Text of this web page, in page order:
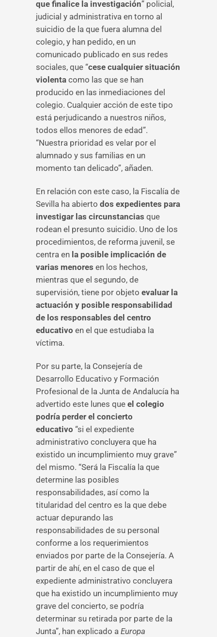
que finalice la investigación” policial,
judicial y administrativa en torno al
suicidio de la que fuera alumna del
colegio, y han pedido, en un
comunicado publicado en sus redes
sociales, que “cese cualquier situación
violenta como las que se han
producido en las inmediaciones del
colegio. Cualquier acción de este tipo
está perjudicando a nuestros niños,
todos ellos menores de edad”.
“Nuestra prioridad es velar por el
alumnado y sus familias en un
momento tan delicado”, añaden.
En relación con este caso, la Fiscalía de
Sevilla ha abierto dos expedientes para
investigar las circunstancias que
rodean el presunto suicidio. Uno de los
procedimientos, de reforma juvenil, se
centra en la posible implicación de
varias menores en los hechos,
mientras que el segundo, de
supervisión, tiene por objeto evaluar la
actuación y posible responsabilidad
de los responsables del centro
educativo en el que estudiaba la
víctima.
Por su parte, la Consejería de
Desarrollo Educativo y Formación
Profesional de la Junta de Andalucía ha
advertido este lunes que el colegio
podría perder el concierto
educativo “si el expediente
administrativo concluyera que ha
existido un incumplimiento muy grave”
del mismo. “Será la Fiscalía la que
determine las posibles
responsabilidades, así como la
titularidad del centro es la que debe
actuar depurando las
responsabilidades de su personal
conforme a los requerimientos
enviados por parte de la Consejería. A
partir de ahí, en el caso de que el
expediente administrativo concluyera
que ha existido un incumplimiento muy
grave del concierto, se podría
determinar su retirada por parte de la
Junta”, han explicado a Europa